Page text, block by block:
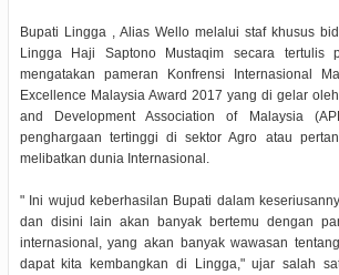
Bupati Lingga , Alias Wello melalui staf khusus
Lingga Haji Saptono Mustaqim secara tertulis
mengatakan pameran Konfrensi Internasional
Excellence Malaysia Award 2017 yang di gelar
and Development Association of Malaysia
penghargaan tertinggi di sektor Agro atau
melibatkan dunia Internasional.
" Ini wujud keberhasilan Bupati dalam
dan disini lain akan banyak bertemu dengan
internasional, yang akan banyak wawasan
dapat kita kembangkan di Lingga," ujar salah